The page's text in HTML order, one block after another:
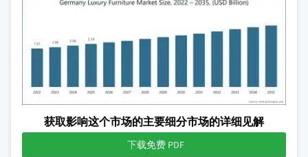
获取影响这个市场的主要细分市场的详细见解
下载免费 PDF